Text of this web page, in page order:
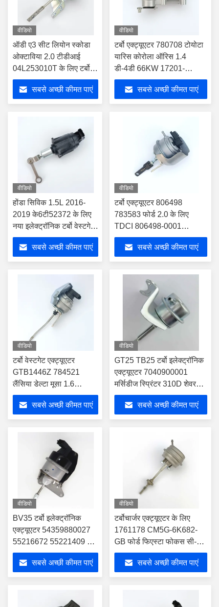
वीडियो
ऑडी ए3 सीट लियोन स्कोडा
ओक्टाविया 2.0 टीडीआई
04L253010T के लिए टर्बो
एक्ट्यूएटर 04L253010B
सबसे अच्छी कीमत पाएं
वीडियो
टर्बो एक्ट्यूएटर 780708 टोयोटा
यारिस कोरोला ऑरिस 1.4
डी-4डी 66KW 17201-
0N042 के लिए
सबसे अच्छी कीमत पाएं
वीडियो
होंडा सिविक 1.5L 2016-
2019 के6टी52372 के लिए
नया इलेक्ट्रॉनिक टर्बो वेस्टगेट
एक्ट्यूएटर
सबसे अच्छी कीमत पाएं
वीडियो
टर्बो एक्ट्यूएटर 806498
783583 फोर्ड 2.0 के लिए
TDCI 806498-0001
783583-0004 783583-
0003
सबसे अच्छी कीमत पाएं
वीडियो
टर्बो वेस्टगेट एक्ट्यूएटर
GTB1446Z 784521
लैंसिया डेल्टा मूसा 1.6
मल्टीजेट 120 803956-
0002 55220701
71794564 के लिए
सबसे अच्छी कीमत पाएं
वीडियो
GT25 TB25 टर्बो इलेक्ट्रॉनिक
एक्ट्यूएटर 7040900001
मर्सिडीज स्प्रिंटर 310D शेवरलेट
कार S10 के लिए 2.5
सबसे अच्छी कीमत पाएं
वीडियो
BV35 टर्बो इलेक्ट्रॉनिक
एक्ट्यूएटर 54359880027
55216672 55221409 टर्बो
के लिए
सबसे अच्छी कीमत पाएं
वीडियो
टर्बोचार्जर एक्ट्यूएटर के लिए
1761178 CM5G-6K682-
GB फोर्ड फिएस्टा फोकस सी-
मैक्स ट्रांजिट 1.0
CM5G6K682GB
सबसे अच्छी कीमत पाएं